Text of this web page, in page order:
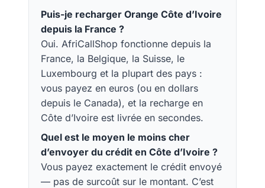
Puis-je recharger Orange Côte d’Ivoire
depuis la France ?
Oui. AfriCallShop fonctionne depuis la
France, la Belgique, la Suisse, le
Luxembourg et la plupart des pays :
vous payez en euros (ou en dollars
depuis le Canada), et la recharge en
Côte d’Ivoire est livrée en secondes.
Quel est le moyen le moins cher
d’envoyer du crédit en Côte d’Ivoire ?
Vous payez exactement le crédit envoyé
— pas de surcoût sur le montant. C’est